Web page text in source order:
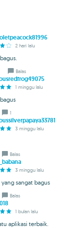
2 hari lalu
Balas
1 minggu lalu
1
3 minggu lalu
Balas
3 minggu lalu
yang sangat bagus
Balas
1 bulan lalu
aplikasi terbaik.